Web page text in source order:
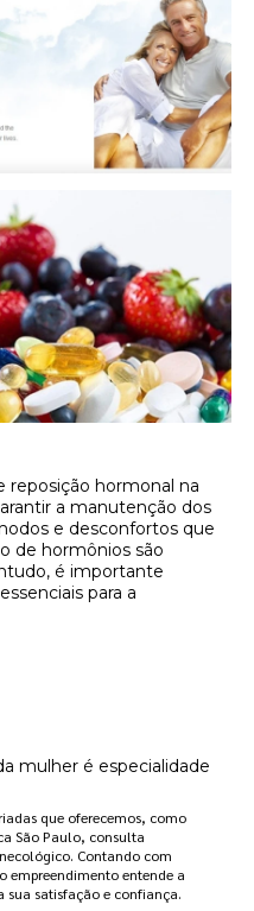
reposição hormonal na
a manutenção dos
e desconfortos que
de hormônios são
é importante
para a
mulher é especialidade
que oferecemos, como
São Paulo, consulta
Contando com
empreendimento entende a
sua satisfação e confiança.